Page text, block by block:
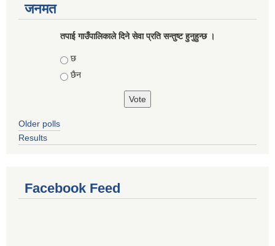
जनमत
तपाई गाउँपालिकाले दिने सेवा प्रति सन्तुष्ट हुनुहुन्छ ।
Choices
छ
छैन
Older polls
Results
Facebook Feed